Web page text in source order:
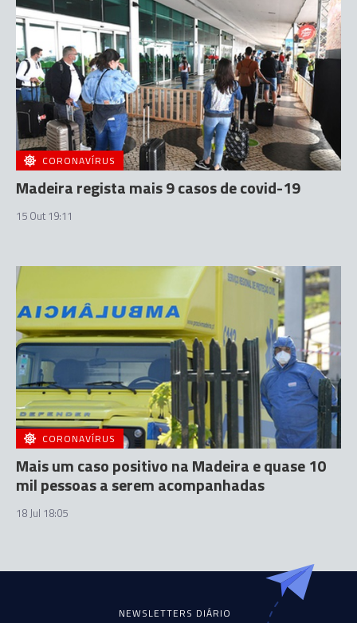
CORONAVÍRUS
Madeira regista mais 9 casos de covid-19
15 Out 19:11
CORONAVÍRUS
Mais um caso positivo na Madeira e quase 10
mil pessoas a serem acompanhadas
18 Jul 18:05
NEWSLETTERS DIÁRIO